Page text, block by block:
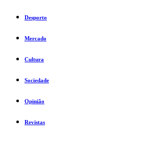
Desporto
Mercado
Cultura
Sociedade
Opinião
Revistas